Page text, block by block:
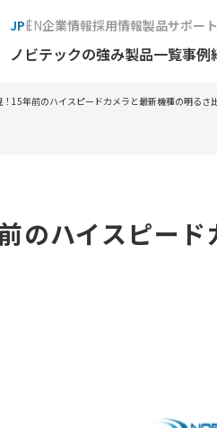
JPEN企業情報採用情報製品サポート
ノビテックの強み製品一覧事例
15年前のハイスピードカメラと最新機種の明るさ
のハイスピード